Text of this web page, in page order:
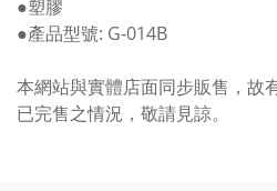
●塑膠
●產品型號: G-014B
本網站與實體店面同步販售，故
已完售之情況，敬請見諒。